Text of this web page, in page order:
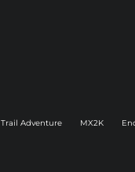
Trail Adventure MX2K